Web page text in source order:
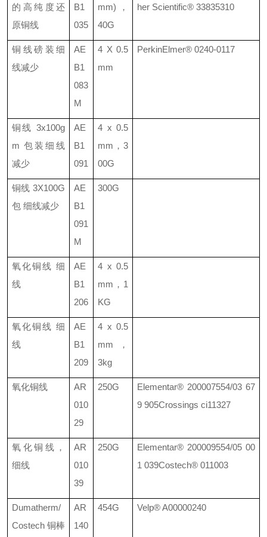
的高纯度还
原铜线
B1
035
mm) ，
40G
her Scientific® 33835310
铜线磅装细
线减少
AE
B1
083
M
4 X 0.5
mm
PerkinElmer® 0240-0117
铜线 3x100g
m 包装细线
减少
AE
B1
091
4 x 0.5
mm ， 3
00G
铜线 3X100G
包 细线减少
AE
B1
091
M
300G
氧化铜线 细
线
AE
B1
206
4 x 0.5
mm ， 1
KG
氧化铜线 细
线
AE
B1
209
4 x 0.5
mm ，
3kg
氧化铜线
AR
010
29
250G Elementar® 200007554/03 67
9 905Crossings ci11327
氧化铜线，
细线
AR
010
39
250G Elementar® 200009554/05 00
1 039Costech® 011003
Dumatherm/
Costech 铜棒
AR
140
454G Velp®A00000240